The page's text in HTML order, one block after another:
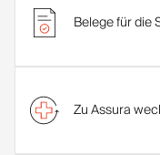
Belege für die
Zu Assura